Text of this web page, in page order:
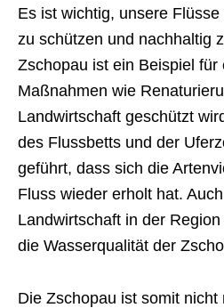
Es ist wichtig, unsere
zu schützen und nachhaltig
Zschopau ist ein Beispiel
Maßnahmen wie
Landwirtschaft geschützt
des Flussbetts und der
geführt, dass sich die
Fluss wieder erholt hat.
Landwirtschaft in der
die Wasserqualität der
Die Zschopau ist somit nicht